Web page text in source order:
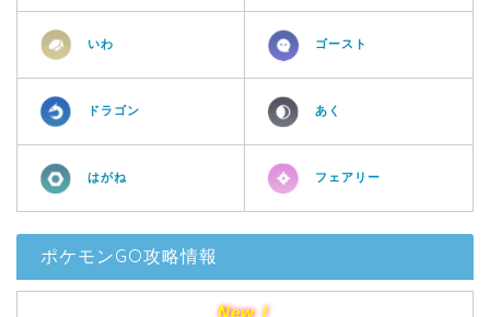
いわ ゴースト
ドラゴン あく
はがね フェアリー
ポケモンGO攻略情報
New！